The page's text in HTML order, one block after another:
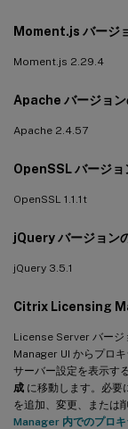
Moment.js バージ
Moment.js 2.29.4
Apache バージョ
Apache 2.4.57
OpenSSL バージョ
OpenSSL 1.1.1t
jQuery バージョン
jQuery 3.5.1
Citrix Licensing
License Server バー
Manager UI からプロ
サーバー設定を表示す
成 に移動します。必要
を追加、変更、または
Manager 内でのプロ